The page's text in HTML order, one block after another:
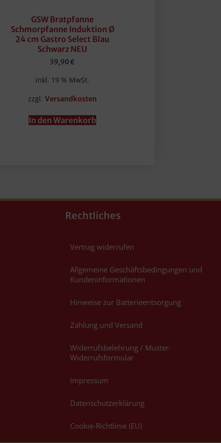
GSW Bratpfanne
Schmorpfanne Induktion Ø
24 cm Gastro Select Blau
Schwarz NEU
39,90 €
inkl. 19 % MwSt.
zzgl.Versandkosten
In den Warenkorb
Rechtliches
Vertrag widerrufen
Allgemeine Geschäftsbedingungen und
Kundeninformationen
Hinweise zur Batterieentsorgung
Zahlung und Versand
Widerrufsbelehrung / Muster-
Widerrufsformular
Impressum
Datenschutzerklärung
Cookie-Richtlinie (EU)